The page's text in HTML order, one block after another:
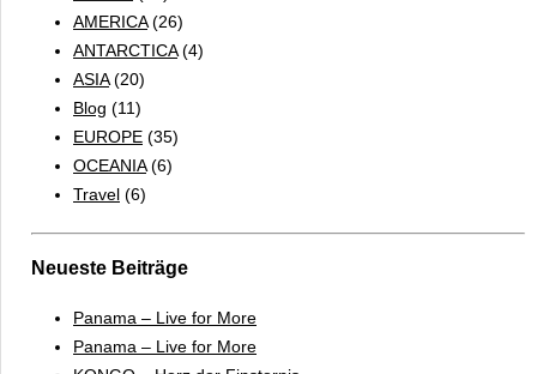
AMERICA(26)
ANTARCTICA(4)
ASIA(20)
Blog (11)
EUROPE (35)
OCEANIA(6)
Travel (6)
Neueste Beiträge
Panama – Live for More
Panama – Live for More